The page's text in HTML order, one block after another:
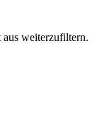
weiterzufiltern.